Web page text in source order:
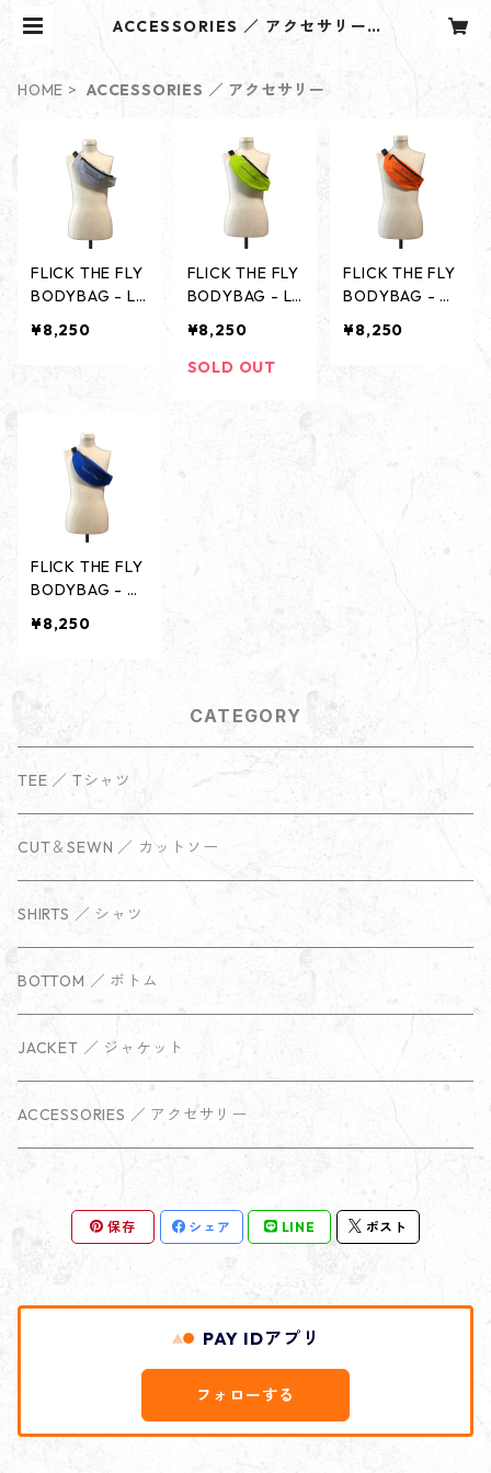
ACCESSORIES ／ アクセサリー |
ROUGAROU
HOME ACCESSORIES ／ アクセサリー
FLICK THE FLY
BODYBAG - LI
¥8,250
FLICK THE FLY
BODYBAG - LI
¥8,250
SOLD OUT
FLICK THE FLY
BODYBAG - O
¥8,250
FLICK THE FLY
BODYBAG - BL
¥8,250
CATEGORY
TEE ／ Tシャツ
CUT＆SEWN ／ カットソー
SHIRTS ／ シャツ
BOTTOM ／ ボトム
JACKET ／ ジャケット
ACCESSORIES ／ アクセサリー
保存 シェア LINE ポスト
PAY IDアプリ
フォローする